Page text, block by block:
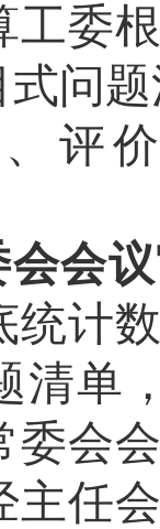
工委
问
、评
会
统计
清单
委会
主任